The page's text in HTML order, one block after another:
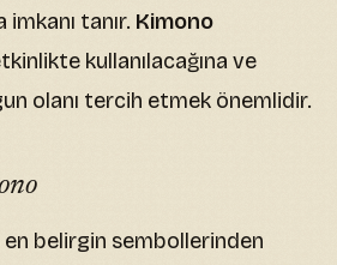
tanır. Kimono
kullanılacağına ve
olanı tercih etmek önemlidir.
en belirgin sembollerinden